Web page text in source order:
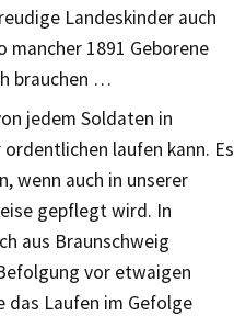
Landeskinder auch
mancher 1891 Geborene
brauchen …
jedem Soldaten in
laufen kann. Es
wenn auch in unserer
gepflegt wird. In
aus Braunschweig
vor etwaigen
das Laufen im Gefolge